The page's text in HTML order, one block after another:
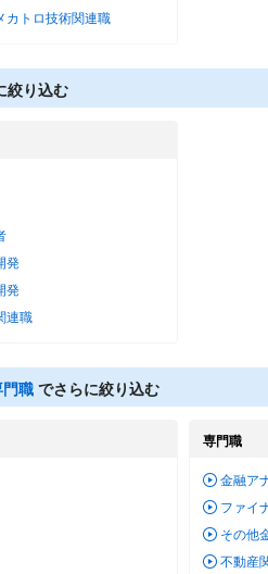
トロ技術関連職
絞り込む
発
発
連職
門職 でさらに絞り込む
専門職
金融ア
ファイ
その他
不動産